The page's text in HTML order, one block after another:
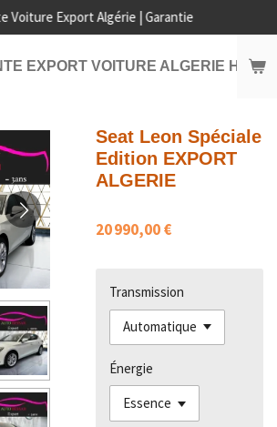
EXPORT VOITURE ALGERIE HORS
Voiture Export Algérie | Garantie
Seat Leon Spéciale
Edition EXPORT
ALGERIE
20 990,00 €
Transmission
Énergie